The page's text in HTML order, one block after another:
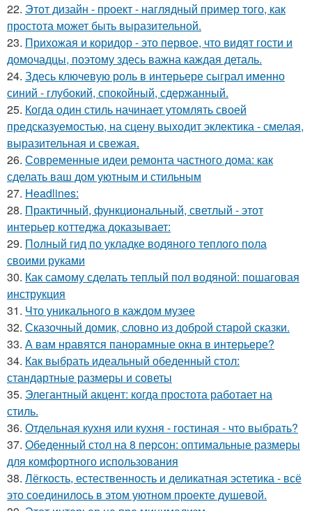
22. Этот дизайн - проект - наглядный пример того, как
простота может быть выразительной.
23. Прихожая и коридор - это первое, что видят гости и
домочадцы, поэтому здесь важна каждая деталь.
24. Здесь ключевую роль в интерьере сыграл именно
синий - глубокий, спокойный, сдержанный.
25. Когда один стиль начинает утомлять своей
предсказуемостью, на сцену выходит эклектика - смелая,
выразительная и свежая.
26. Современные идеи ремонта частного дома: как
сделать ваш дом уютным и стильным
27. Headlines:
28. Практичный, функциональный, светлый - этот
интерьер коттеджа доказывает:
29. Полный гид по укладке водяного теплого пола
своими руками
30. Как самому сделать теплый пол водяной: пошаговая
инструкция
31. Что уникального в каждом музее
32. Сказочный домик, словно из доброй старой сказки.
33. А вам нравятся панорамные окна в интерьере?
34. Как выбрать идеальный обеденный стол:
стандартные размеры и советы
35. Элегантный акцент: когда простота работает на
стиль.
36. Отдельная кухня или кухня - гостиная - что выбрать?
37. Обеденный стол на 8 персон: оптимальные размеры
для комфортного использования
38. Лёгкость, естественность и деликатная эстетика - всё
это соединилось в этом уютном проекте душевой.